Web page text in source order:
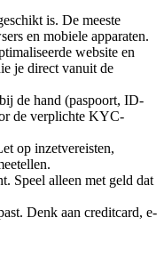
is. De meeste
en mobiele apparaten.
website en
je direct vanuit de
de hand (paspoort, ID-
de verplichte KYC-
op inzetvereisten,
Speel alleen met geld dat
Denk aan creditcard, e-